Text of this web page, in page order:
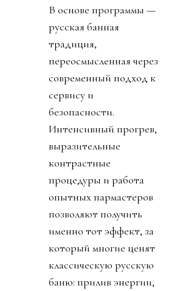
В основе программы —
русская банная
традиция,
переосмысленная через
современный подход к
сервису и
безопасности.
Интенсивный прогрев,
выразительные
контрастные
процедуры и работа
опытных пармастеров
позволяют получить
именно тот эффект, за
который многие ценят
классическую русскую
баню: прилив энергии,